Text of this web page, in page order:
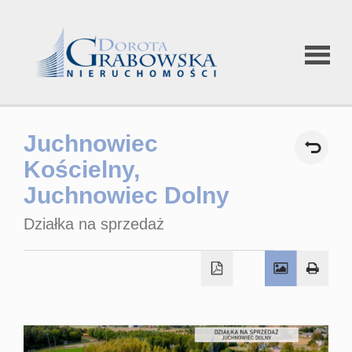
Strona
Oferty
Rynek
Juchnowiec
Kościelny,
Juchnowiec Dolny
Działka na sprzedaż